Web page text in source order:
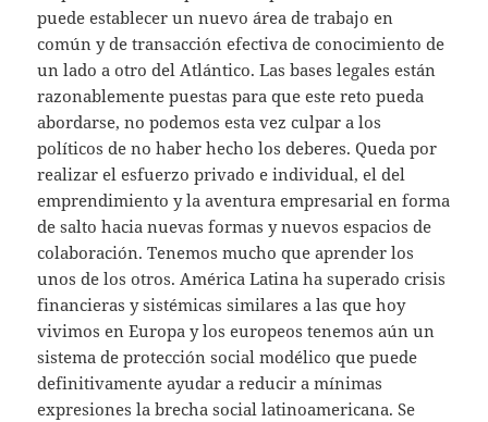
puede establecer un nuevo área de trabajo en
común y de transacción efectiva de conocimiento de
un lado a otro del Atlántico. Las bases legales están
razonablemente puestas para que este reto pueda
abordarse, no podemos esta vez culpar a los
políticos de no haber hecho los deberes. Queda por
realizar el esfuerzo privado e individual, el del
emprendimiento y la aventura empresarial en forma
de salto hacia nuevas formas y nuevos espacios de
colaboración. Tenemos mucho que aprender los
unos de los otros. América Latina ha superado crisis
financieras y sistémicas similares a las que hoy
vivimos en Europa y los europeos tenemos aún un
sistema de protección social modélico que puede
definitivamente ayudar a reducir a mínimas
expresiones la brecha social latinoamericana. Se